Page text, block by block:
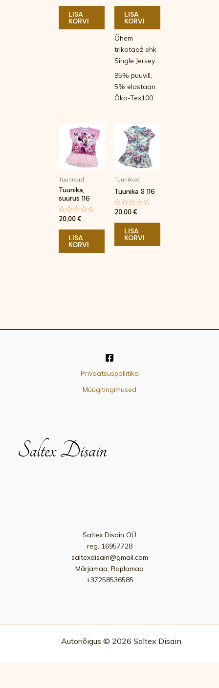
/
LISA
KORVI
/
LISA
KORVI
Õhem
trikotaaž ehk
Single Jersey
95% puuvill,
5% elastaan
Öko-Tex100
Tuunikad
Tuunika,
suurus 116
Hinnanguga
/
20,00€
LISA
KORVI
Tuunikad
Tuunika S 116
Hinnanguga
/
20,00€
LISA
KORVI
Privaatsuspoliitika
Müügitingimused
Saltex Disain OÜ
reg. 16957728
saltexdisain@gmail.com
Märjamaa, Raplamaa
+37258536585
Autoriõigus © 2026 Saltex Disain